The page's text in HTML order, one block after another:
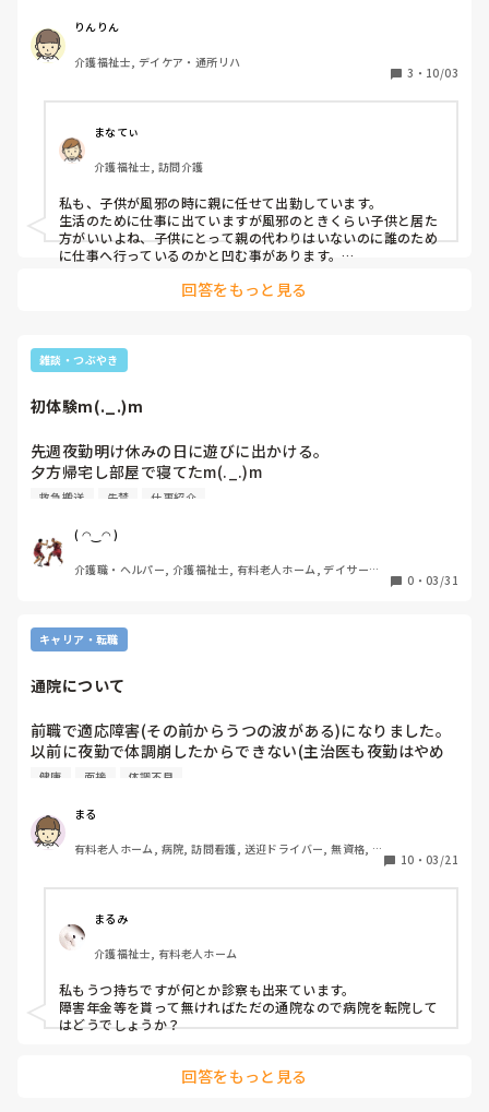
寂しい気持ちにさせてるだろうなとは思うのですが、人手不
足で休むのが憚られます。
ダメな母親だなぁと思いながら出勤です。
りんりん
介護福祉士, デイケア・通所リハ
3 ・ 10/03
まなてぃ
介護福祉士, 訪問介護
私も、子供が風邪の時に親に任せて出勤しています。
生活のために仕事に出ていますが風邪のときくらい子供と居た
方がいいよね、子供にとって親の代わりはいないのに誰のため
に仕事へ行っているのかと凹む事があります。
いようか？と尋ねました。
を見たり楽しく過ごせるから嬉しいようでした。
そういえば私も子供の頃はよく風邪をひいていて、学校を休ん
た。
物さえあれば親が思うより子供は気楽に過ごせるのかもしれま
せんね。
回答をもっと見る
雑談・つぶやき
初体験m(._.)m
先週夜勤明け休みの日に遊びに出かける。
夕方帰宅し部屋で寝てたm(._.)m
夕食だと思い部屋を出るリビングに行き台所でコップを取ろ
で床に倒れる。そこからしばらく記憶が無いしはずかしなが
ら大失禁m(._.)m
家族の声が聞こえて目が覚める。
救急搬送まで時間がかかる。ようやく受け入れ先確定し、搬
問診中吐き気に襲われ黒色の嘔吐する。
案の定便を調べられるが問題ない。
救急外来の先生はとりあえず緊急性は今のところないからも
し心配なら紹介状書くのでかかりつけ医受診してと。吐き気
止めを処方していただき帰宅。
病院のトイレでも立ちくらみ、帰りの車でも吐き気に襲われ
るm(._.)m
帰宅後部屋で横になっているが時々吐き気がする。
発からのしばらく動けずm(._.)m
ようやく部屋に戻る。
それから二日間黒色の便がなぜか出る。それ以降はふつうに
戻る。今でも若干の立ちくらみはあるけど仕事には支障な
先週までコロナ対応でロング夜勤続くし体調悪いのは続いて
いたけどまさかの体験だった。
き継ぎ以外で自分が立場逆転するなんて。
後から料金の明細見たけどまぁまぁ高いし、次来たら倍取ら
れる可能性を示唆する用紙を貰う。
救急搬送 失禁 仕事紹介
( ◠‿◠ )
介護職・ヘルパー, 介護福祉士, 有料老人ホーム, デイサービ
0 ・ 03/31
キャリア・転職
通院について
前職で適応障害(その前からうつの波がある)になりました。
以前に夜勤で体調崩したからできない(主治医も夜勤はやめ
といた方がいいと)
ーです(仕事はそこまで目立たないけど、プライベートはが
たがた)
面接を受ける予定のところが土日休みで、平日月一の通院を
どうしようか迷ってる(主治医が平日しかいない)
通院について、休めるか聞こうかと、言ってダメならそれま
毎月休むとかありえないとも思うし・・
有休入っても、毎月有休は使えないし
肩身が狭くなって結果居づらくなりそう
健康 面接 体調不良
まる
有料老人ホーム, 病院, 訪問看護, 送迎ドライバー, 無資格,
10 ・ 03/21
まるみ
介護福祉士, 有料老人ホーム
私もうつ持ちですが何とか診察も出来ています。
障害年金等を貰って無ければただの通院なので病院を転院して
はどうでしょうか？
回答をもっと見る